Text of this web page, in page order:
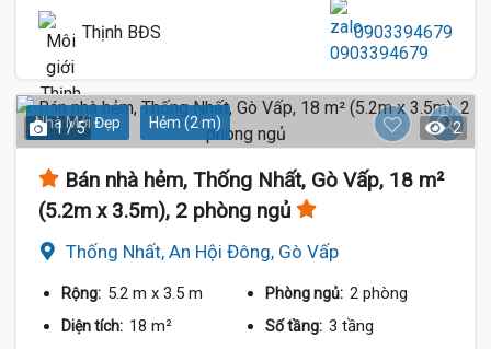
Thịnh BĐS 0903394679
Nhà Mới Đẹp Hẻm (2 m)
1 / 5 2
Bán nhà hẻm, Thống Nhất, Gò Vấp, 18 m²
(5.2m x 3.5m), 2 phòng ngủ
Thống Nhất, An Hội Đông, Gò Vấp
Rộng: 5.2 m x 3.5 m Phòng ngủ: 2 phòng
Diện tích: 18 m² Số tầng: 3 tầng